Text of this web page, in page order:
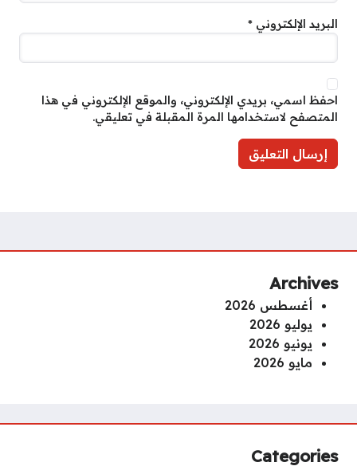
البريد الإلكتروني *
احفظ اسمي، بريدي الإلكتروني، والموقع الإلكتروني في هذا
المتصفح لاستخدامها المرة المقبلة في تعليقي.
Archives
أغسطس 2026
يوليو 2026
يونيو 2026
مايو 2026
Categories